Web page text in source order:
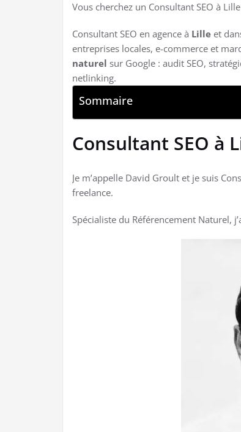
Vous cherchez un Consultant SEO à
Consultant SEO en agence à Lille et
entreprises locales, e-commerce et
naturel sur Google : audit SEO,
netlinking.
Sommaire
Consultant SEO à
Je m’appelle David Groult et je suis
freelance.
Spécialiste du Référencement Naturel,